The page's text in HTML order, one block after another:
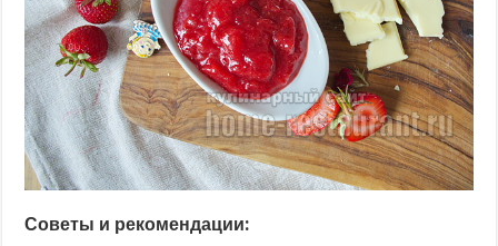
Советы и рекомендации: